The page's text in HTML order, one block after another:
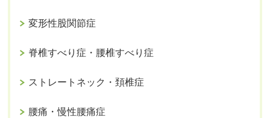
変形性股関節症
脊椎すべり症・腰椎すべり症
ストレートネック・頚椎症
腰痛・慢性腰痛症